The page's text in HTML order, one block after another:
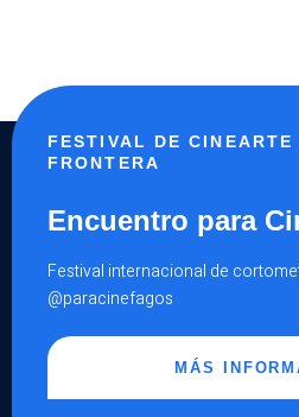
FESTIVAL DE CINEARTE
FRONTERA
Encuentro para
Festival internacional de
@paracinefagos
MÁS